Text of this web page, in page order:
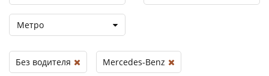
Метро
Без водителя Mercedes-Benz